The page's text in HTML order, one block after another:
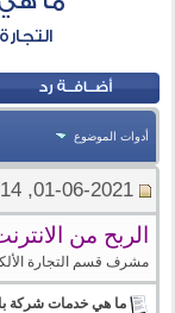
أدوات الموضوع
01-06-2021, 03:14 AM
الربح من
مشرف قسم التجارة
ما هي خدمات شركة